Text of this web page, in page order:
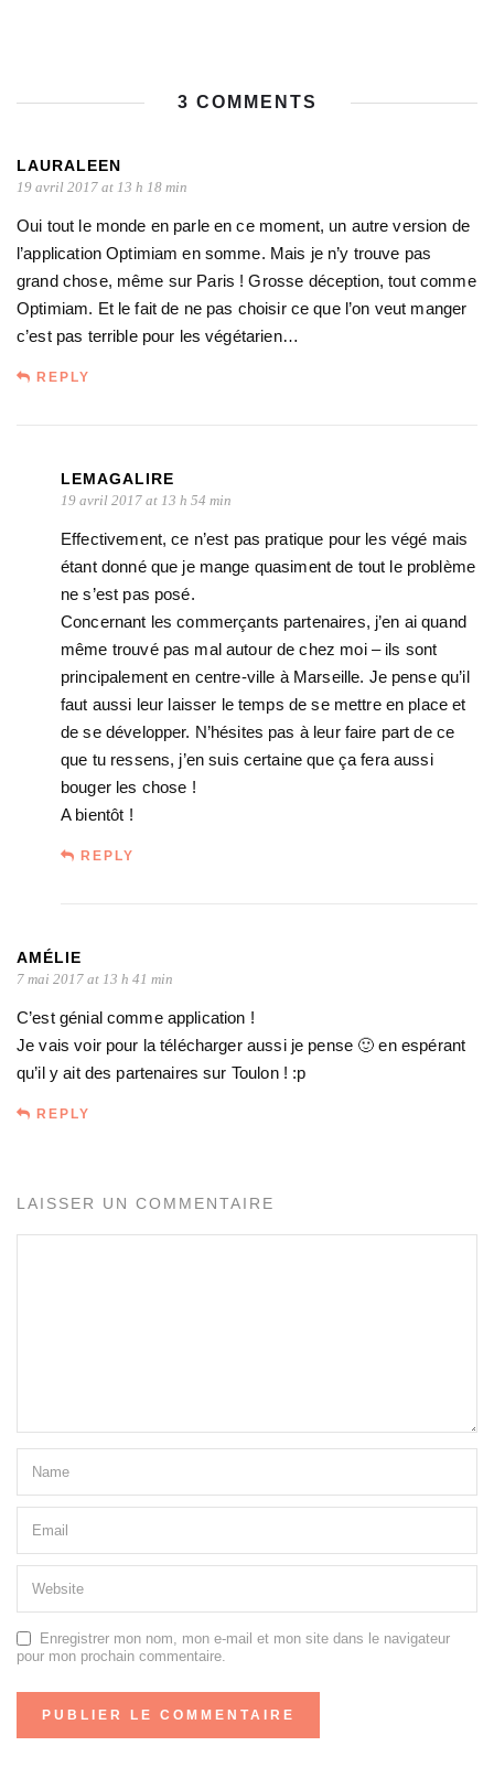
3 COMMENTS
LAURALEEN
19 avril 2017 at 13 h 18 min
Oui tout le monde en parle en ce moment, un autre version de
l’application Optimiam en somme. Mais je n’y trouve pas
grand chose, même sur Paris ! Grosse déception, tout comme
Optimiam. Et le fait de ne pas choisir ce que l’on veut manger
c’est pas terrible pour les végétarien…
REPLY
LEMAGALIRE
19 avril 2017 at 13 h 54 min
Effectivement, ce n’est pas pratique pour les végé mais
étant donné que je mange quasiment de tout le problème
ne s’est pas posé.
Concernant les commerçants partenaires, j’en ai quand
même trouvé pas mal autour de chez moi – ils sont
principalement en centre-ville à Marseille. Je pense qu’il
faut aussi leur laisser le temps de se mettre en place et
de se développer. N’hésites pas à leur faire part de ce
que tu ressens, j’en suis certaine que ça fera aussi
bouger les chose !
A bientôt !
REPLY
AMÉLIE
7 mai 2017 at 13 h 41 min
C’est génial comme application !
Je vais voir pour la télécharger aussi je pense 🙂 en espérant
qu’il y ait des partenaires sur Toulon ! :p
REPLY
LAISSER UN COMMENTAIRE
Enregistrer mon nom, mon e-mail et mon site dans le navigateur
pour mon prochain commentaire.